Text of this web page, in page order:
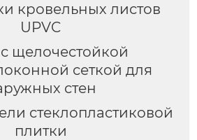
кровельных листов
UPVC
щелочестойкой
сеткой для
стен
стеклопластиковой
плитки